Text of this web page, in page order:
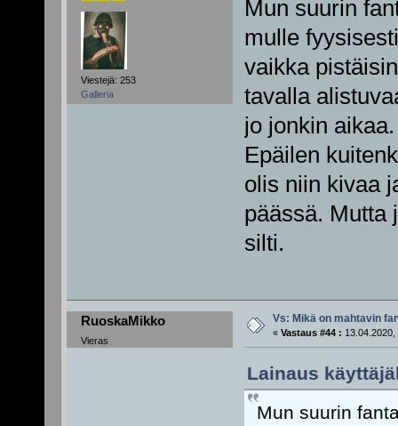
Viestejä: 253
Galleria
Mun suurin
mulle
vaikka
tavalla
jo jonkin aikaa.
Epäilen
olis niin kivaa
päässä. Mutta
silti.
RuoskaMikko
Vieras
Vs: Mikä on mahtavin
« Vastaus #44 : 13.04.2020,
Lainaus
Mun suurin